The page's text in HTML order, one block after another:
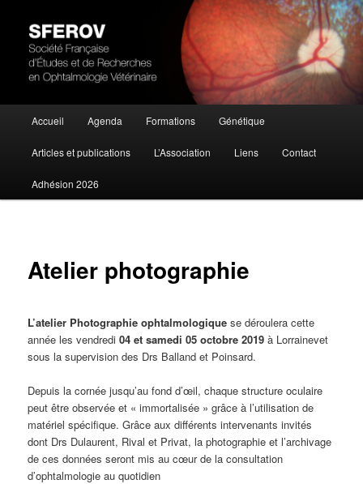
SFEROV
Société Française d'Études et de Recherches en Ophtalmologie Vétérinaire
principal
Aller
au
contenu
Accueil Agenda Formations Génétique
Articles et publications L’Association Liens Contact
Adhésion 2026
Atelier photographie
L’atelier Photographie ophtalmologique se déroulera cette
année les vendredi04 et samedi 05 octobre 2019à Lorrainevet
sous la supervision des Drs Balland et Poinsard.
Depuis la cornée jusqu’au fond d’œil, chaque structure oculaire
peut être observée et « immortalisée » grâce à l’utilisation de
matériel spécifique. Grâce aux différents intervenants invités
dont Drs Dulaurent, Rival et Privat, la photographie et l’archivage
de ces données seront mis au cœur de la consultation
d’ophtalmologie au quotidien